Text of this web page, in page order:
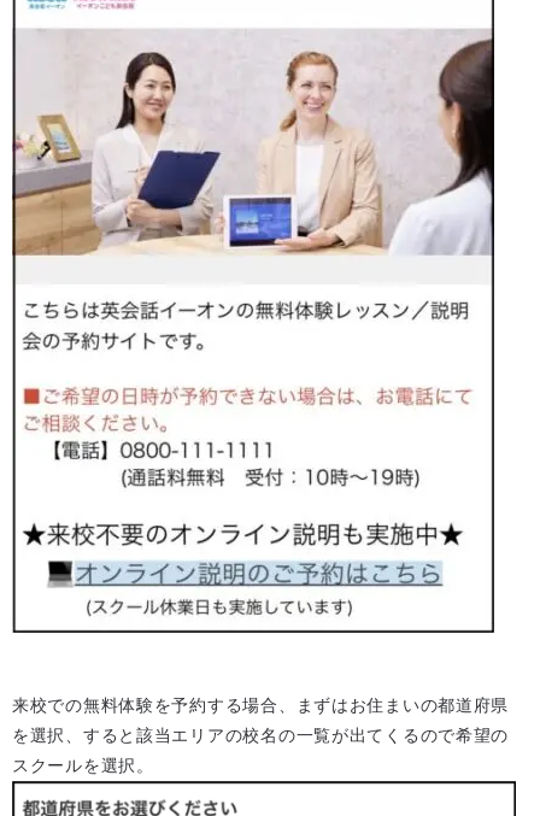
来校での無料体験を予約する場合、まずはお住まいの都道府県
を選択、すると該当エリアの校名の一覧が出てくるので希望の
スクールを選択。